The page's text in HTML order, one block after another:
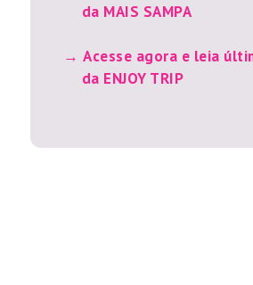
da MAIS SAMPA
Acesse agora e leia
da ENJOY TRIP